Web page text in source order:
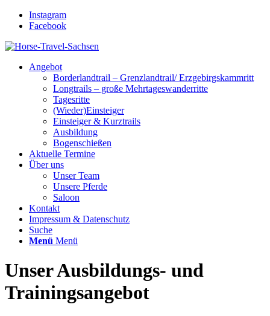
Instagram
Facebook
Angebot
Borderlandtrail – Grenzlandtrail/ Erzgebirgskammritt
Longtrails – große Mehrtageswanderritte
Tagesritte
(Wieder)Einsteiger
Einsteiger & Kurztrails
Ausbildung
Bogenschießen
Aktuelle Termine
Über uns
Unser Team
Unsere Pferde
Saloon
Kontakt
Impressum & Datenschutz
Suche
Menü Menü
Unser Ausbildungs- und
Trainingsangebot